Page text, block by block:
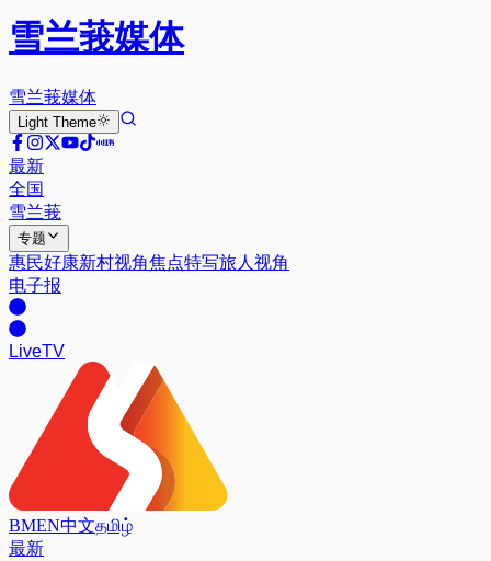
雪兰莪媒体
雪兰莪媒体
Light Theme
最新
全国
雪兰莪
专题
惠民好康新村视角焦点特写旅人视角
电子报
LiveTV
BMEN中文தமிழ்
最新